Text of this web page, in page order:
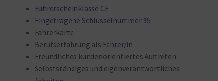
Führerscheinklasse CE
Eingetragene Schlüsselnummer 95
Fahrerkarte
Berufserfahrung als Fahrer/in
Freundliches kundenorientiertes Auftreten
Selbstständiges und eigenverantwortliches